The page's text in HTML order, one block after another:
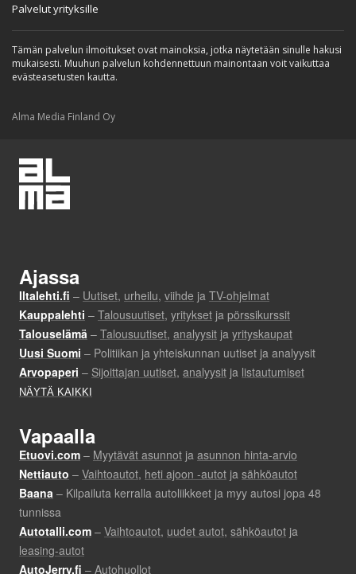
Palvelut yrityksille
Tämän palvelun ilmoitukset ovat mainoksia, jotka näytetään sinulle hakusi
mukaisesti. Muuhun palvelun kohdennettuun mainontaan voit vaikuttaa
evästeasetusten kautta.
Alma Media Finland Oy